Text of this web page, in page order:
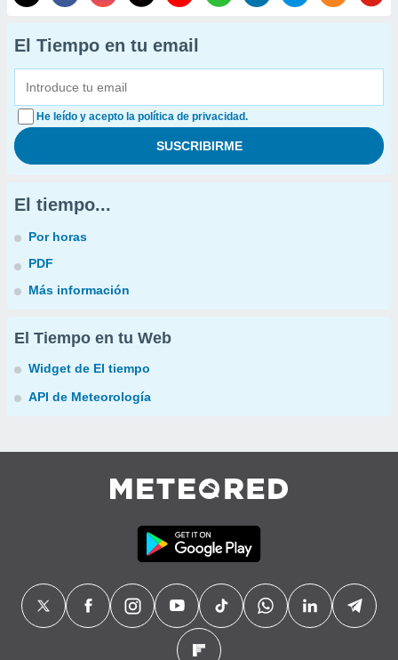
El Tiempo en tu email
He leído y acepto la política de privacidad.
El tiempo...
Por horas
PDF
Más información
El Tiempo en tu Web
Widget de El tiempo
API de Meteorología